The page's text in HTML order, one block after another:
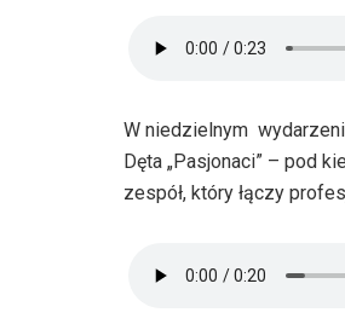
W niedzielnym
Dęta „Pasjonaci” – pod
zespół, który łączy